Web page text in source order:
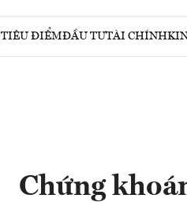
TIÊU ĐIỂMĐẦU TƯTÀI CHÍNH
Chứng